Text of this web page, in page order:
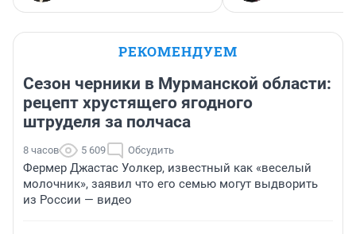
РЕКОМЕНДУЕМ
Сезон черники в Мурманской области:
рецепт хрустящего ягодного
штруделя за полчаса
8 часов 5 609 Обсудить
Фермер Джастас Уолкер, известный как «веселый
молочник», заявил что его семью могут выдворить
из России — видео